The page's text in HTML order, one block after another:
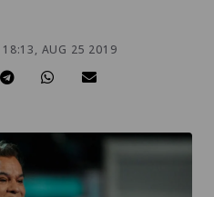
18:13, AUG 25 2019